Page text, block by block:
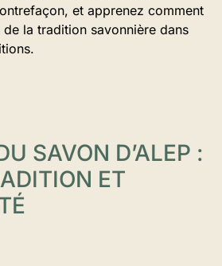
et apprenez comment
la tradition savonnière dans
SAVON D’ALEP :
ET